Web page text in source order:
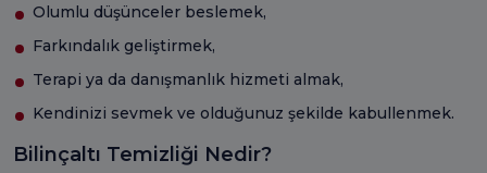
Olumlu düşünceler beslemek,
Farkındalık geliştirmek,
Terapi ya da danışmanlık hizmeti almak,
Kendinizi sevmek ve olduğunuz şekilde kabullenmek.
Bilinçaltı Temizliği Nedir?